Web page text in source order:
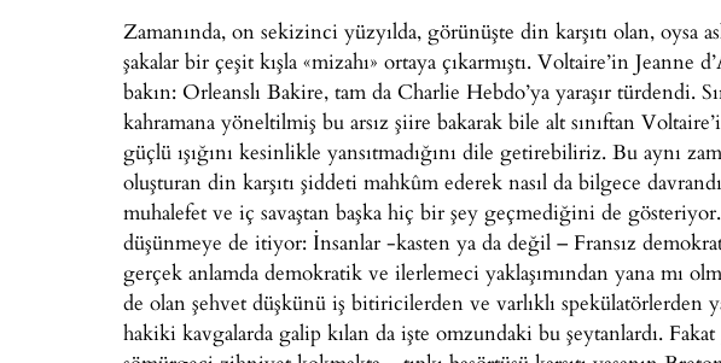
Zamanında, on sekizinci yüzyılda, görünüşte din karşıtı olan, oysa
şakalar bir çeşit kışla «mizahı» ortaya çıkarmıştı. Voltaire’in Jeanne
bakın: Orleanslı Bakire, tam da Charlie Hebdo’ya yaraşır türdendi.
kahramana yöneltilmiş bu arsız şiire bakarak bile alt sınıftan
güçlü ışığını kesinlikle yansıtmadığını dile getirebiliriz. Bu aynı
oluşturan din karşıtı şiddeti mahkûm ederek nasıl da bilgece
muhalefet ve iç savaştan başka hiç bir şey geçmediğini de
düşünmeye de itiyor: İnsanlar -kasten ya da değil – Fransız
gerçek anlamda demokratik ve ilerlemeci yaklaşımından yana mı
de olan şehvet düşkünü iş bitiricilerden ve varlıklı spekülatörlerden
hakiki kavgalarda galip kılan da işte omzundaki bu şeytanlardı.